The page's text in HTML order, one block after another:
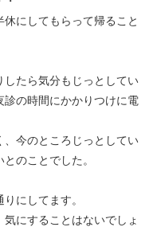
にしてもらって帰ること
たら気分もじっとしてい
診の時間にかかりつけに電
、今のところじっとしてい
のことでした。
にしてます。
にすることはないでしょ